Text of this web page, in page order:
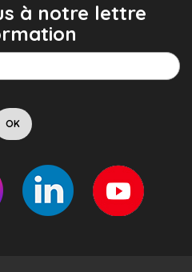
à notre lettre